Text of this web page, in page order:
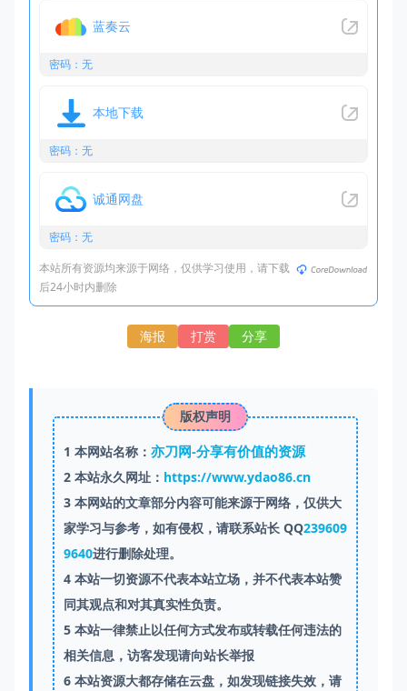
蓝奏云
密码：无
本地下载
密码：无
诚通网盘
密码：无
本站所有资源均来源于网络，仅供学习使用，请下载
后24小时内删除
海报 打赏 分享
版权声明
1 本网站名称： 亦刀网-分享有价值的资源
2本站永久网址： https://www.ydao86.cn
3本网站的文章部分内容可能来源于网络，仅供大
家学习与参考，如有侵权，请联系站长 QQ239609
9640进行删除处理。
4本站一切资源不代表本站立场，并不代表本站赞
同其观点和对其真实性负责。
5本站一律禁止以任何方式发布或转载任何违法的
相关信息，访客发现请向站长举报
6本站资源大都存储在云盘，如发现链接失效，请